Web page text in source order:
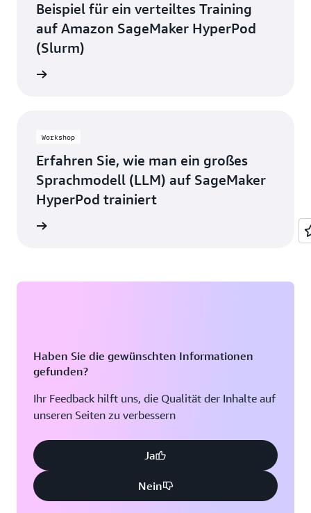
Beispiel für ein verteiltes Training
auf Amazon SageMaker HyperPod
(Slurm)
Workshop
Erfahren Sie, wie man ein großes
Sprachmodell (LLM) auf SageMaker
HyperPod trainiert
Haben Sie die gewünschten Informationen
gefunden?
Ihr Feedback hilft uns, die Qualität der Inhalte auf
unseren Seiten zu verbessern
Ja
Nein